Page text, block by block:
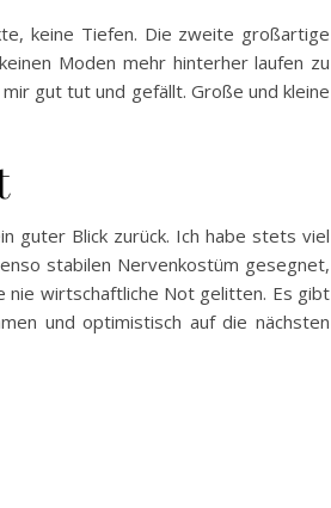
keine Tiefen. Die zweite großartige
Moden mehr hinterher laufen zu
gut tut und gefällt. Große und kleine
guter Blick zurück. Ich habe stets viel
stabilen Nervenkostüm gesegnet,
nie wirtschaftliche Not gelitten. Es gibt
und optimistisch auf die nächsten